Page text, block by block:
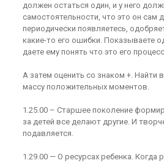
должен остаться один, и у него
самостоятельности, что это он сам
периодически появляетесь,
какие-то его ошибки. Показываете
даете ему понять что это его
А затем оценить со знаком +. Найти
массу положительных моментов.
1.25.00 – Старшее поколение
за детей все делают другие. И
подавляется.
1.29.00 — О ресурсах ребенка. Когда